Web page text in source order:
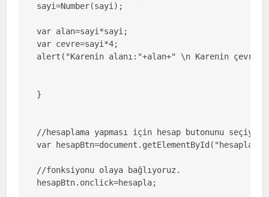
sayi=Number(sayi);
var alan=sayi*sayi;
var cevre=sayi*4;
alert("Karenin alanı:"+alan+" \n Karenin
}
//hesaplama yapması için hesap butonunu
var hesapBtn=document.getElementById("hesapla");
//fonksiyonu olaya bağlıyoruz.
hesapBtn.onclick=hesapla;